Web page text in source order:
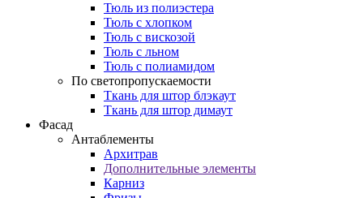
Тюль из полиэстера
Тюль с хлопком
Тюль с вискозой
Тюль с льном
Тюль с полиамидом
По светопропускаемости
Ткань для штор блэкаут
Ткань для штор димаут
Фасад
Антаблементы
Архитрав
Дополнительные элементы
Карниз